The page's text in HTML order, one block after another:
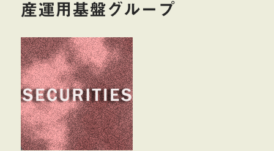
人
材
活
用
を
大
原
啓
一
氏
に
産運用基盤グループ